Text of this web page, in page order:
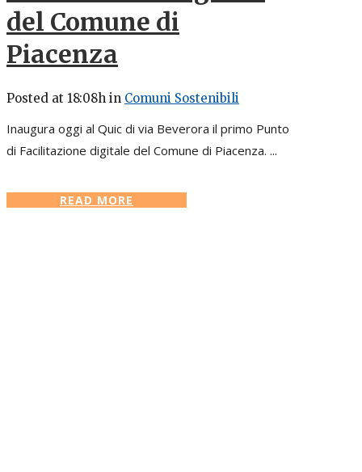
del Comune di
Piacenza
Posted at 18:08h in Comuni Sostenibili
Inaugura oggi al Quic di via Beverora il primo Punto
di Facilitazione digitale del Comune di Piacenza. ...
READ MORE